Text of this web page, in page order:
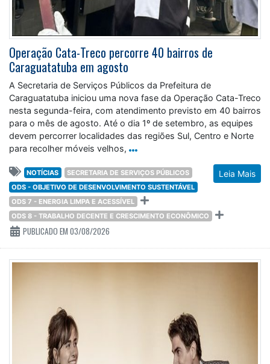
Operação Cata-Treco percorre 40 bairros de
Caraguatatuba em agosto
A Secretaria de Serviços Públicos da Prefeitura de
Caraguatatuba iniciou uma nova fase da Operação Cata-Treco
nesta segunda-feira, com atendimento previsto em 40 bairros
para o mês de agosto. Até o dia 1º de setembro, as equipes
devem percorrer localidades das regiões Sul, Centro e Norte
para recolher móveis velhos,
Leia Mais
NOTÍCIAS
SECRETARIA DE SERVIÇOS PÚBLICOS
ODS - OBJETIVO DE DESENVOLVIMENTO SUSTENTÁVEL
ODS 7 - ENERGIA LIMPA E ACESSÍVEL
ODS 8 - TRABALHO DECENTE E CRESCIMENTO ECONÔMICO
PUBLICADO EM 03/08/2026